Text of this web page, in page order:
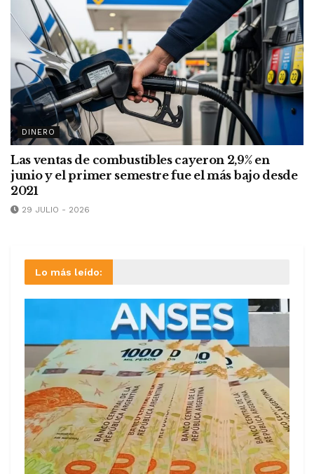
DINERO
Las ventas de combustibles cayeron 2,9% en
junio y el primer semestre fue el más bajo desde
2021
29 JULIO - 2026
Lo más leído: